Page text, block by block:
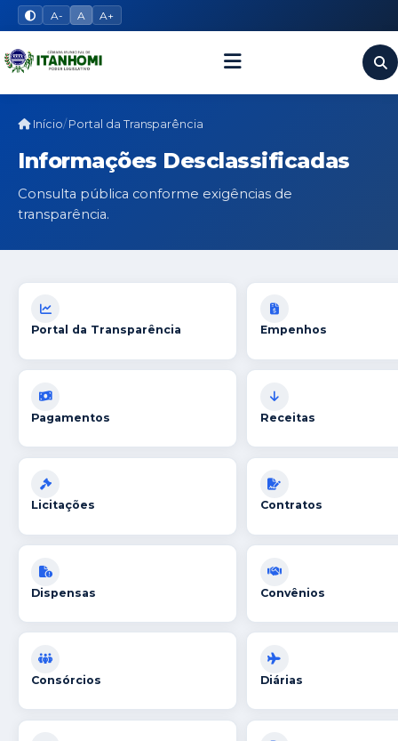
A- A A+
Início Portal da Transparência
Informações Desclassificadas
Consulta pública conforme exigências de
transparência.
Portal da Transparência Empenhos
Pagamentos Receitas
Licitações Contratos
Dispensas Convênios
Consórcios Diárias